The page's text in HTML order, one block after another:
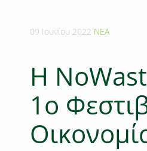
09 Ιουνίου 2022 ΝΕΑ
Η
1ο